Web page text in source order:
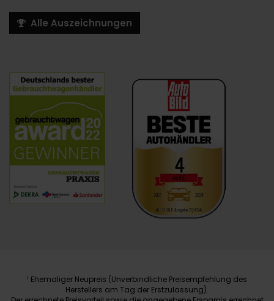
Alle Auszeichnungen
1 Ehemaliger Neupreis (Unverbindliche Preisempfehlung des
Herstellers am Tag der Erstzulassung).